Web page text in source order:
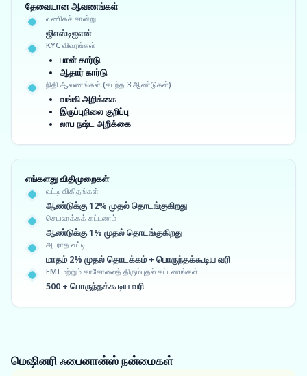
தேவையான ஆவணங்கள்
வணிகச் சான்று
ஜிஎஸ்டிஐஎன்
KYC விவரங்கள்
பான் கார்டு
ஆதார் கார்டு
நிதி ஆவணங்கள் (கடந்த 3 ஆண்டுகள்)
வங்கி அறிக்கை
இருப்புநிலை குறிப்பு
லாப நஷ்ட அறிக்கை
எங்களது விதிமுறைகள்
வட்டி விகிதங்கள்
ஆண்டுக்கு 12% முதல் தொடங்குகிறது
செயலாக்கக் கட்டணம்
ஆண்டுக்கு 1% முதல் தொடங்குகிறது
அபராத வட்டி
மாதம் 2% முதல் தொடக்கம் + பொருந்தக்கூடிய வரி
EMI மற்றும் காசோலைத் திரும்புதல் கட்டணங்கள்
500 + பொருந்தக்கூடிய வரி
மெஷினரி ஃபைனான்ஸ்நன்மைகள்